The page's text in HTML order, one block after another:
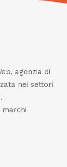
agenzia di
nei settori